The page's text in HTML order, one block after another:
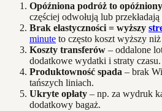
Opóźniona podróż to
częściej odwołują lub
Brak elastyczności = wyższy
minute to często koszt wyższy
Koszty transferów – oddalone
dodatkowe wydatki i straty czasu.
Produktowność spada – brak
tańszych liniach.
Ukryte opłaty – np. za wydruk
dodatkowy bagaż.